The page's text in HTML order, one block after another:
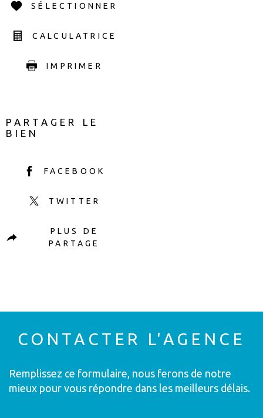
SÉLECTIONNER
CALCULATRICE
IMPRIMER
PARTAGER LE
BIEN
FACEBOOK
TWITTER
PLUS DE
PARTAGE
CONTACTER L'AGENCE
Remplissez ce formulaire, nous ferons de notre
mieux pour vous répondre dans les meilleurs délais.